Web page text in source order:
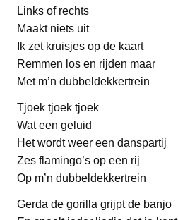
Links of rechts
Maakt niets uit
Ik zet kruisjes op de kaart
Remmen los en rijden maar
Met m’n dubbeldekkertrein
Tjoek tjoek tjoek
Wat een geluid
Het wordt weer een danspartij
Zes flamingo’s op een rij
Op m’n dubbeldekkertrein
Gerda de gorilla grijpt de banjo